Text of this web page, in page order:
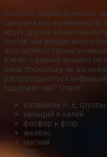
Сколько чашек зеленого
среднем мы выпиваем по
кругу друзей можно
состав чая входит много
этот напиток таким
Китае, с давних времен он
вина, поскольку не
распространяться
содержит чай? Ответ:
витамины Р, Е,
кальций и калий
фосфор и фтор
железо
магний
йод